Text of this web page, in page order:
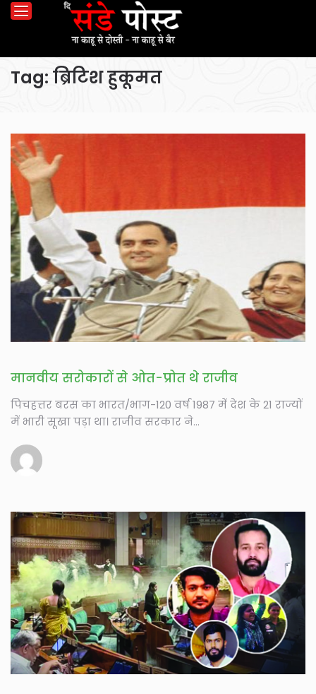
Tag: ब्रिटिश हुकूमत
मानवीय सरोकारों से ओत-प्रोत थे राजीव
पिचहत्तर बरस का भारत/भाग-120 वर्ष 1987 में देश के 21 राज्यों
में भारी सूखा पड़ा था। राजीव सरकार ने...